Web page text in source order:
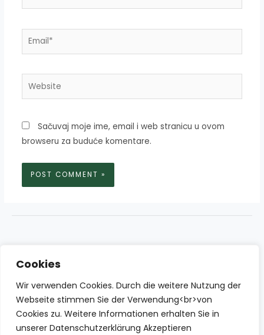
Cookies
Wir verwenden Cookies. Durch die weitere Nutzung der
Webseite stimmen Sie der Verwendung<br>von
Cookies zu. Weitere Informationen erhalten Sie in
unserer Datenschutzerklärung Akzeptieren
Email*
Website
Sačuvaj moje ime, email i web stranicu u ovom
browseru za buduće komentare.